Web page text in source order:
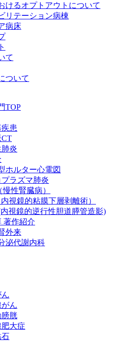
けるオプトアウトについて
リテーション病棟
病床
て
ついて
TOP
患
炎
ホルター心電図
ラズマ肺炎
性腎臓病）
視鏡的粘膜下層剥離術）
内視鏡的逆行性胆道膵管造影)
著作紹介
外来
泌代謝内科
ん
胱
大症
石